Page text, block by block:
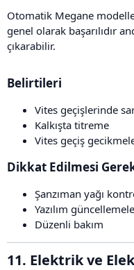
Otomatik Megane
genel olarak başarılıdır
çıkarabilir.
Belirtileri​
Vites geçişlerinde
Kalkışta titreme
Vites geçiş
Dikkat Edilmesi
Şanzıman yağı
Yazılım
Düzenli bakım
11. Elektrik ve